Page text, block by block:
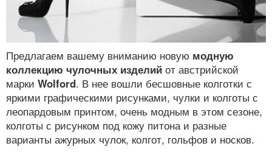
Предлагаем вашему вниманию новую модную
коллекцию чулочных изделий от австрийской
марки Wolford. В нее вошли бесшовные колготки с
яркими графическими рисунками, чулки и колготы с
леопардовым принтом, очень модным в этом сезоне,
колготы с рисунком под кожу питона и разные
варианты ажурных чулок, колгот, гольфов и носков.